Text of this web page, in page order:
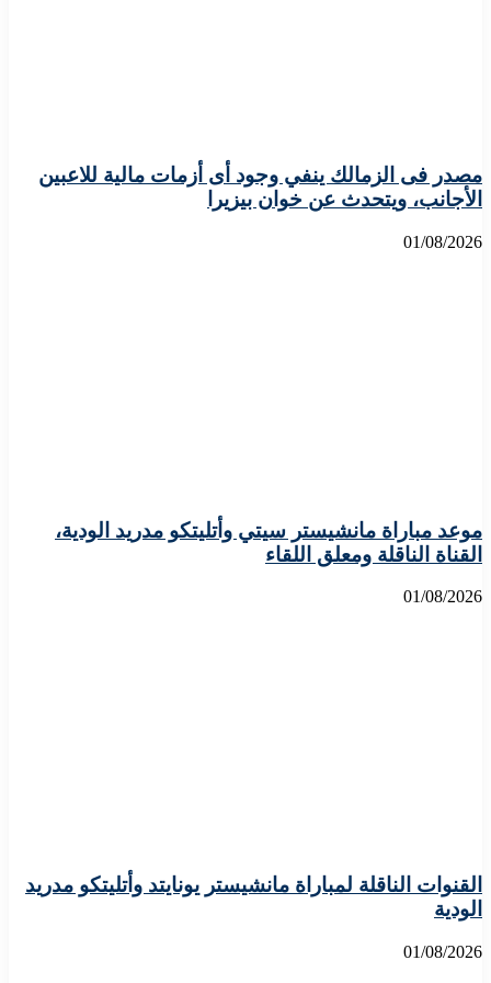
مصدر فى الزمالك ينفي وجود أى أزمات مالية للاعبين
الأجانب، ويتحدث عن خوان بيزيرا
01/08/2026
موعد مباراة مانشيستر سيتي وأتليتكو مدريد الودية،
القناة الناقلة ومعلق اللقاء
01/08/2026
القنوات الناقلة لمباراة مانشيستر يونايتد وأتليتكو مدريد
الودية
01/08/2026